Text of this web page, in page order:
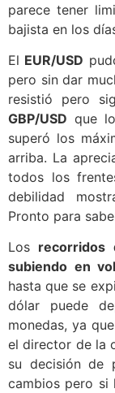
parece tener
bajista en los
El EUR/USD
pero sin dar
resistió pero
GBP/USD que
superó los
arriba. La
todos los
debilidad
Pronto para
Los recorridos
subiendo en
hasta que se
dólar puede
monedas, ya
el director de la
su decisión de
cambios pero si